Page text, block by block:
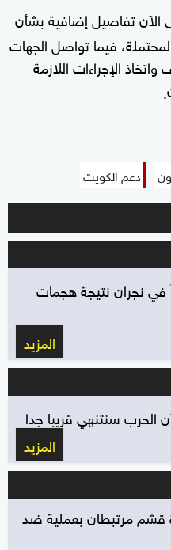
الآن تفاصيل إضافية بشأن
فيما تواصل الجهات
الإجراءات اللازمة
.
دعم الكويت
إصابة 11 مدنياً في نجران نتيجة هجمات
المزيد
الحرب سنتنهي قريبا جدا
المزيد
قشم مرتبطان بعملية ضد